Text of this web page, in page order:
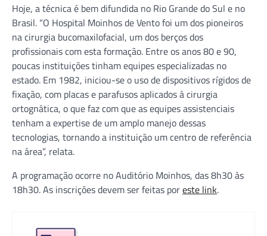
Hoje, a técnica é bem difundida no Rio Grande do Sul e no
Brasil. “O Hospital Moinhos de Vento foi um dos pioneiros
na cirurgia bucomaxilofacial, um dos berços dos
profissionais com esta formação. Entre os anos 80 e 90,
poucas instituições tinham equipes especializadas no
estado. Em 1982, iniciou-se o uso de dispositivos rígidos de
fixação, com placas e parafusos aplicados à cirurgia
ortognática, o que faz com que as equipes assistenciais
tenham a expertise de um amplo manejo dessas
tecnologias, tornando a instituição um centro de referência
na área”, relata.
A programação ocorre no Auditório Moinhos, das 8h30 às
18h30. As inscrições devem ser feitas poreste link.